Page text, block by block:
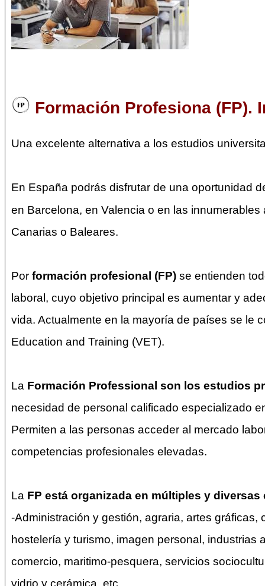
Formación Profesiona (FP).
Una excelente alternativa a los estudios
En España podrás disfrutar de una oportunidad
en Barcelona, en Valencia o en las
Canarias o Baleares.
Por formación profesional (FP) se entienden
laboral, cuyo objetivo principal es aumentar y
vida. Actualmente en la mayoría de países se le
Education and Training (VET).
La Formación Professional son los estudios
necesidad de personal calificado especializado
Permiten a las personas acceder al mercado
competencias profesionales elevadas.
La FP está organizada en múltiples y diversas
-Administración y gestión, agraria, artes
hostelería y turismo, imagen personal,
comercio, maritimo-pesquera, servicios
vidrio y cerámica, etc.